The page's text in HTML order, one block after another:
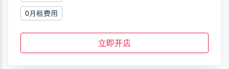
0月租费用
立即开店